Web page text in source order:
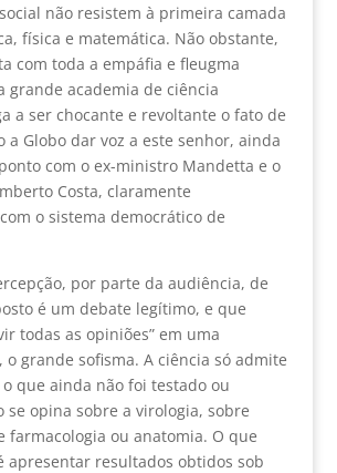
não resistem à primeira camada
física e matemática. Não obstante,
com toda a empáfia e fleugma
grande academia de ciência
a ser chocante e revoltante o fato de
a Globo dar voz a este senhor, ainda
com o ex-ministro Mandetta e o
Costa, claramente
o sistema democrático de
por parte da audiência, de
é um debate legítimo, e que
todas as opiniões” em uma
o grande sofisma. A ciência só admite
que ainda não foi testado ou
se opina sobre a virologia, sobre
farmacologia ou anatomia. O que
apresentar resultados obtidos sob